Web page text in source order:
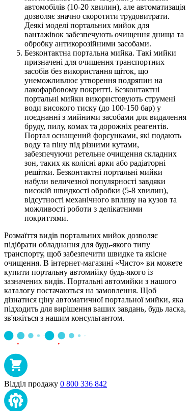
автомобілів (10-20 хвилин), але автоматизація
дозволяє значно скоротити трудовитрати.
Деякі моделі портальних мийок для
вантажівок забезпечують очищення днища та
обробку антикорозійними засобами.
Безконтактна портальна мийка. Такі мийки
призначені для очищення транспортних
засобів без використання щіток, що
унеможливлює утворення подряпин на
лакофарбовому покритті. Безконтактні
портальні мийки використовують струмені
води високого тиску (до 100-150 бар) у
поєднанні з мийними засобами для видалення
бруду, пилу, комах та дорожніх реагентів.
Портал оснащений форсунками, які подають
воду та піну під різними кутами,
забезпечуючи ретельне очищення складних
зон, таких як колісні арки або радіаторні
решітки. Безконтактні портальні мийки
набули величезної популярності завдяки
високій швидкості обробки (5-8 хвилин),
відсутності механічного впливу на кузов та
можливості роботи з делікатними
покриттями.
Розмаїття видів портальних мийок дозволяє
підібрати обладнання для будь-якого типу
транспорту, щоб забезпечити швидке та якісне
очищення. В інтернет-магазині «Чисто» ви можете
купити портальну автомийку будь-якого із
зазначених видів. Портальні автомийки з нашого
каталогу постачаються на замовлення. Щоб
дізнатися ціну автоматичної портальної мийки, яка
підходить для вирішення ваших завдань, будь ласка,
зв'яжіться з нашим консультантом.
Відділ продажу 0 800 336 842